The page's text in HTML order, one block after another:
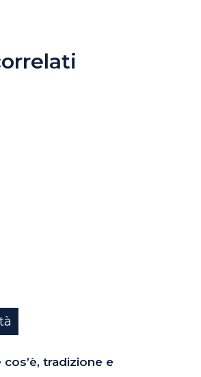
tradizione e